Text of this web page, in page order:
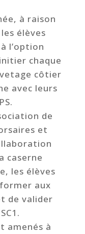
à raison
élèves
l’option
chaque
côtier
avec leurs
de
et
caserne
les élèves
aux
de valider
amenés à